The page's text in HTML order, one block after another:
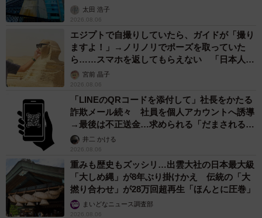
太田 浩子
2026.08.06
エジプトで自撮りしていたら、ガイドが「撮り
ますよ！」→ノリノリでポーズを取っていた
ら……スマホを返してもらえない 「日本人は
カモ代表かも」「私は6時間で3万円払った」
宮前 晶子
2026.08.06
「LINEのQRコードを添付して」社長をかたる
詐欺メール続々 社員を個人アカウントへ誘導
→最後は不正送金…求められる「だまされる前
提」の対策
井二 かける
2026.08.06
重みも歴史もズッシリ…出雲大社の日本最大級
「大しめ縄」が8年ぶり掛けかえ 伝統の「大
撚り合わせ」が28万回超再生「ほんとに圧巻」
まいどなニュース調査部
2026.08.06